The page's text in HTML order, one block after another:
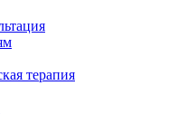
терапия